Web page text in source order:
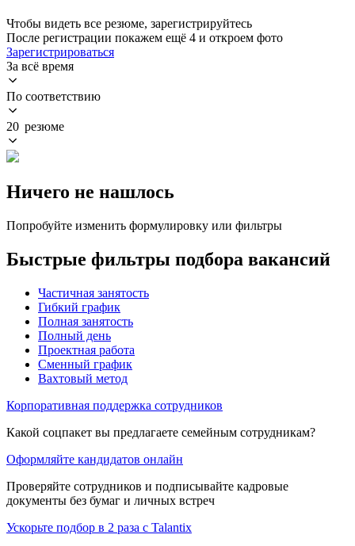
Чтобы видеть все резюме, зарегистрируйтесь
После регистрации покажем ещё 4 и откроем фото
Зарегистрироваться
За всё время
По соответствию
20 резюме
Ничего не нашлось
Попробуйте изменить формулировку или фильтры
Быстрые фильтры подбора вакансий
Частичная занятость
Гибкий график
Полная занятость
Полный день
Проектная работа
Сменный график
Вахтовый метод
Корпоративная поддержка сотрудников
Какой соцпакет вы предлагаете семейным сотрудникам?
Оформляйте кандидатов онлайн
Проверяйте сотрудников и подписывайте кадровые
документы без бумаг и личных встреч
Ускорьте подбор в 2 раза с Talantix